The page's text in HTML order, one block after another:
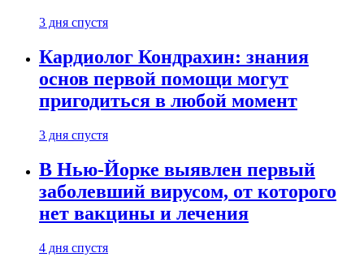
3 дня спустя
Кардиолог Кондрахин: знания
основ первой помощи могут
пригодиться в любой момент
3 дня спустя
В Нью-Йорке выявлен первый
заболевший вирусом, от которого
нет вакцины и лечения
4 дня спустя